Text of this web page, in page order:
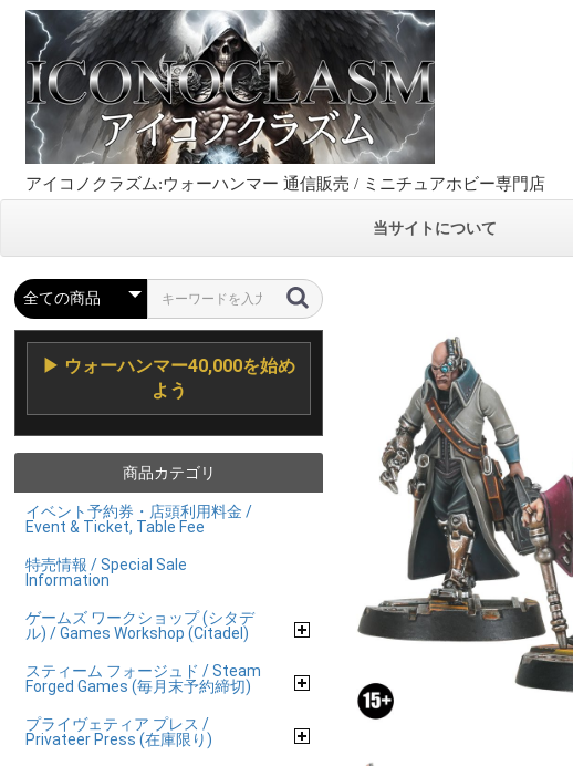
アイコノクラズム:ウォーハンマー 通信販売 / ミニチュアホビー専門店
当サイトについて
▶ ウォーハンマー40,000を始め
よう
商品カテゴリ
イベント予約券・店頭利用料金 /
Event & Ticket, Table Fee
特売情報 / Special Sale
Information
ゲームズ ワークショップ (シタデ
ル) / Games Workshop (Citadel)
スティーム フォージュド / Steam
Forged Games (毎月末予約締切)
プライヴェティア プレス /
Privateer Press (在庫限り)